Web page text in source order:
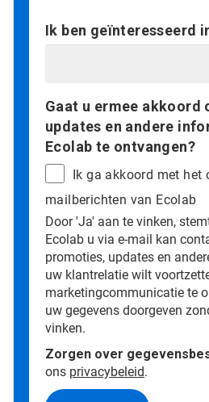
Ik ben geïnteresseerd
Gaat u ermee akkoord
updates en andere
Ecolab te ontvangen?
Ik ga akkoord met het
mailberichten van Ecolab
Door 'Ja' aan te vinken,
Ecolab u via e-mail kan
promoties, updates en
uw klantrelatie wilt
marketingcommunicatie te
uw gegevens doorgeven
vinken.
Zorgen over
ons privacybeleid.